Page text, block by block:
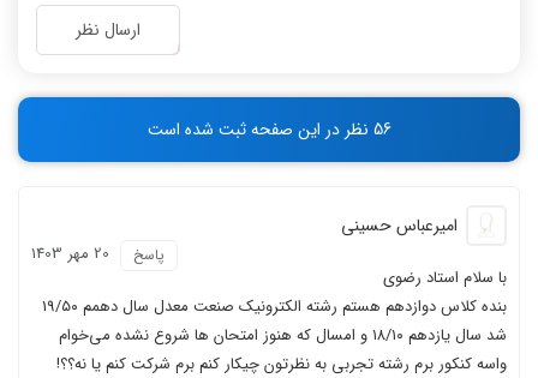
ارسال نظر
56 نظر در این صفحه ثبت شده است
امیرعباس حسینی
20 مهر 1403 پاسخ
با سلام استاد رضوی
بنده کلاس دوازدهم هستم رشته الکترونیک صنعت معدل سال دهمم 19/۵۰
شد سال یازدهم ۱۸/۱۰ و امسال که هنوز امتحان ها شروع نشده می‌خوام
واسه کنکور برم رشته تجربی به نظرتون چیکار کنم برم شرکت کنم یا نه؟؟!